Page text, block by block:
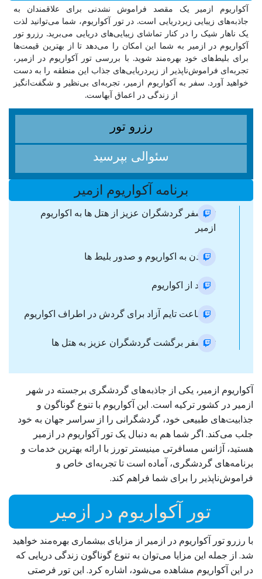
آکواریوم ازمیر یک مقصد فراموش نشدنی برای علاقمندان به
جاذبه‌های زیبایی زیردریایی است. در تور آکواریوم، شما می‌توانید لذت
یک ناهار شیک را در کنار تماشای زیبایی‌های دریایی می‌برید. رزرو تور
آکواریوم در ازمیر به شما این امکان را می‌دهد تا از بهترین قیمت‌ها
برای بلیط‌های خود بهره‌مند شوید. با بررسی تور آکواریوم در ازمیر،
تجربه‌ای فراموش‌ناپذیر از زیردریایی‌های جذاب این منطقه را به دست
خواهید آورد. سفر به آکواریوم ازمیر، تجربه‌ای بی‌نظیر و شگفت‌انگیز
از زندگی در اعماق آبهاست.
رزرو تور
سئوالی بپرسید
برنامه آکواریوم ازمیر
ترانسفر گردشگران عزیز از هتل ها به اکواریوم
ازمیر
رسیدن به اکواریوم و صدور بلیط ها
بازدید از اکواریوم
دو ساعت تایم آزاد برای گردش در اطراف اکواریوم
ترانسفر برگشت گردشگران عزیز به هتل ها
آکواریوم ازمیر، یکی از جاذبه‌های گردشگری برجسته در شهر
ازمیر در کشور ترکیه است. این آکواریوم با تنوع گوناگون و
جذابیت‌های طبیعی خود، گردشگرانی را از سراسر جهان به خود
جلب می‌کند. اگر شما هم به دنبال یک تور آکواریوم در ازمیر
هستید، آژانس مسافرتی مینیستر تورز با ارائه بهترین خدمات و
برنامه‌های گردشگری، آماده است تا تجربه‌ای خاص و
فراموش‌ناپذیر را برای شما فراهم کند.
تور آکواریوم در ازمیر
با رزرو تور آکواریوم در ازمیر از مزایای بیشماری بهره‌مند خواهید
شد. از جمله این مزایا می‌توان به تنوع گوناگون زندگی دریایی که
در این آکواریوم مشاهده می‌شود، اشاره کرد. این تور فرصتی